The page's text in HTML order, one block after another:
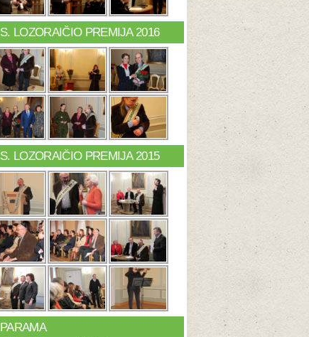
S. LOZORAIČIO PREMIJA 2016
S. LOZORAIČIO PREMIJA 2015
PARAMA